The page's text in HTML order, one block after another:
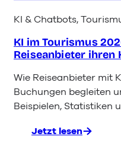
Hamm:
jetzt
müssen
KI & Chatbots,
KI im Tourismus
Reiseanbieter ihren
Wie Reiseanbieter mit
Buchungen begleiten
Beispielen, Statistiken
Jetzt lesen
: